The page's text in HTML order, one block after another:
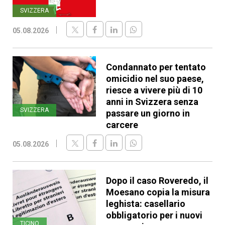
SVIZZERA
05.08.2026
SVIZZERA
Condannato per tentato
omicidio nel suo paese,
riesce a vivere più di 10
anni in Svizzera senza
passare un giorno in
carcere
05.08.2026
Dopo il caso Roveredo, il
Moesano copia la misura
leghista: casellario
obbligatorio per i nuovi